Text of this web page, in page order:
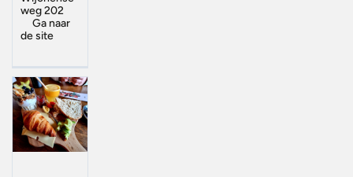
weg 202
Ga naar
de site